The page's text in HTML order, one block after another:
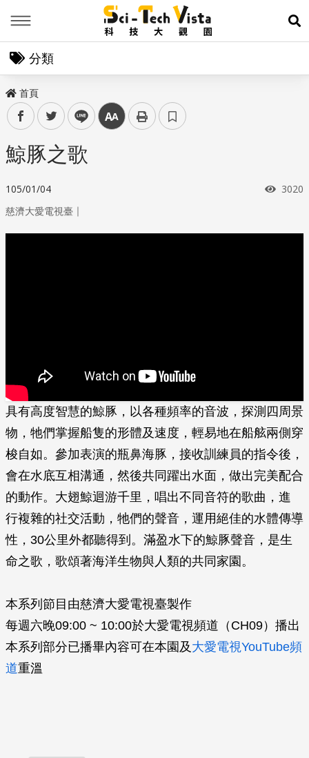
展
分類
首頁
facebooktwitter line 中
鯨豚之歌
105/01/04 瀏覽
3020
慈濟大愛電視臺 ｜
具有高度智慧的鯨豚，以各種頻率的音波，探測四周景
物，牠們掌握船隻的形體及速度，輕­易地在船舷兩側穿
梭自如。參加表演的瓶鼻海豚，接收訓練員的指令後，
會在水底互相溝通­，然後共同躍出水面，做出完美配合
的動作。大翅鯨迴游千里，唱出不同音符的歌曲，進
行­複雜的社交活動，牠們的聲音，運用絕佳的水體傳導
性，30公里外都聽得到。滿盈水下的­鯨豚聲音，是生
命之歌，歌頌著海洋生物與人類的共同家園。
本系列節目由慈濟大愛電視臺製作
每週六晚09:00 ~ 10:00於大愛電視頻道（CH09）播出
本系列部分已播畢內容可在本園及 大愛電視YouTube頻
道重溫